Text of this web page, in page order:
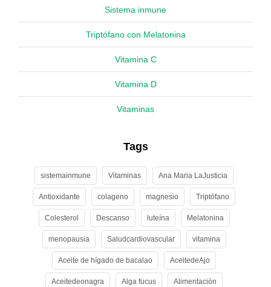
Sistema inmune
Triptófano con Melatonina
Vitamina C
Vitamina D
Vitaminas
Tags
sistemainmune Vitaminas Ana Maria LaJusticia
Antioxidante colageno magnesio Triptófano
Colesterol Descanso luteína Melatonina
menopausia Saludcardiovascular vitamina
Aceite de hígado de bacalao AceitedeAjo
Aceitedeonagra Alga fucus Alimentación